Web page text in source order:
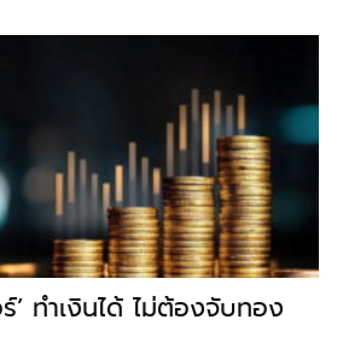
’ ทำเงินได้ ไม่ต้องจับทอง